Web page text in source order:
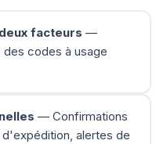
facteurs —
codes à usage
— Confirmations
alertes de